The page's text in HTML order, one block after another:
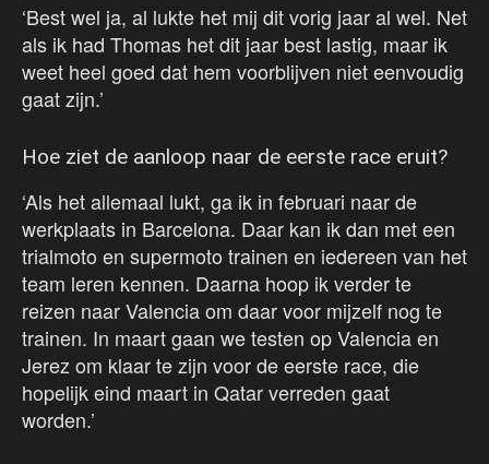
‘Best wel ja, al lukte het mij dit vorig jaar al wel. Net
als ik had Thomas het dit jaar best lastig, maar ik
weet heel goed dat hem voorblijven niet eenvoudig
gaat zijn.’
Hoe ziet de aanloop naar de eerste race eruit?
‘Als het allemaal lukt, ga ik in februari naar de
werkplaats in Barcelona. Daar kan ik dan met een
trialmoto en supermoto trainen en iedereen van het
team leren kennen. Daarna hoop ik verder te
reizen naar Valencia om daar voor mijzelf nog te
trainen. In maart gaan we testen op Valencia en
Jerez om klaar te zijn voor de eerste race, die
hopelijk eind maart in Qatar verreden gaat
worden.’